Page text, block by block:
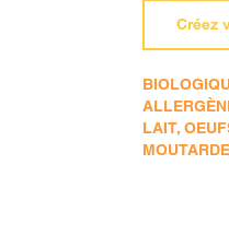
Créez
LAIT,